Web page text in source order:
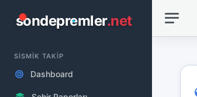
sondepremler.net
SİSMİK TAKİP
Dashboard